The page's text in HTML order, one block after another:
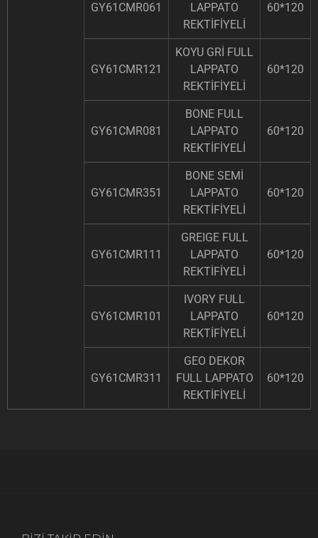
GY61CMR061
LAPPATO
REKTİFİYELİ
60*120
GY61CMR121
KOYU GRİ FULL
LAPPATO
REKTİFİYELİ
60*120
GY61CMR081
BONE FULL
LAPPATO
REKTİFİYELİ
60*120
GY61CMR351
BONE SEMİ
LAPPATO
REKTİFİYELİ
60*120
GY61CMR111
GREIGE FULL
LAPPATO
REKTİFİYELİ
60*120
GY61CMR101
IVORY FULL
LAPPATO
REKTİFİYELİ
60*120
GY61CMR311
GEO DEKOR
FULL LAPPATO
REKTİFİYELİ
60*120